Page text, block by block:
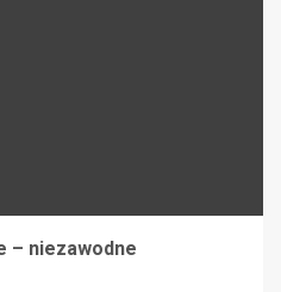
– niezawodne